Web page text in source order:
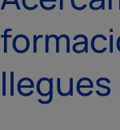
llegues